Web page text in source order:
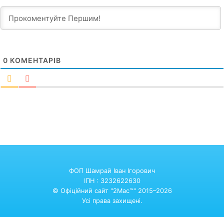
0 КОМЕНТАРІВ
ФОП Шамрай Іван Ігорович
ІПН : 3232622630
© Офіційний сайт "2Mac™" 2015–2026
Усі права захищені.